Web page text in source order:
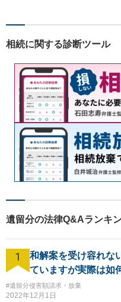
など幅
下さい
【子連
相続に関する診断ツール
遺留分の法律Q&Aランキ
1
和解案を受け容れな
ていますが実際は如
#遺留分侵害額請求・放棄
2022年12月1日